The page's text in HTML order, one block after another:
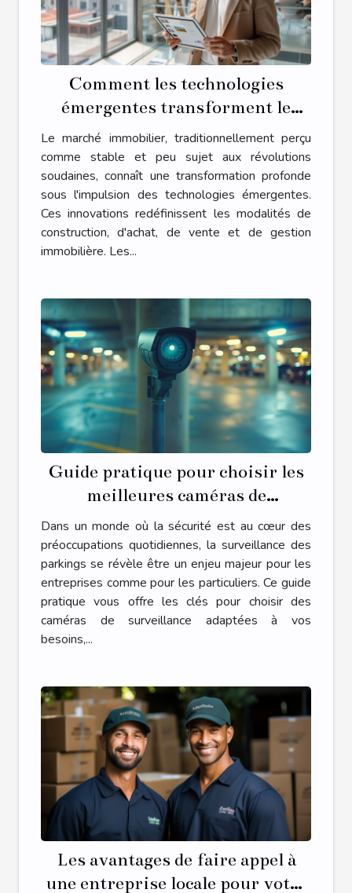
Comment les technologies
émergentes transforment le
marché immobilier
Le marché immobilier, traditionnellement perçu
comme stable et peu sujet aux révolutions
soudaines, connaît une transformation profonde
sous l'impulsion des technologies émergentes.
Ces innovations redéfinissent les modalités de
construction, d'achat, de vente et de gestion
immobilière. Les...
Guide pratique pour choisir les
meilleures caméras de
surveillance pour parkings
Dans un monde où la sécurité est au cœur des
préoccupations quotidiennes, la surveillance des
parkings se révèle être un enjeu majeur pour les
entreprises comme pour les particuliers. Ce guide
pratique vous offre les clés pour choisir des
caméras de surveillance adaptées à vos
besoins,...
Les avantages de faire appel à
une entreprise locale pour votre